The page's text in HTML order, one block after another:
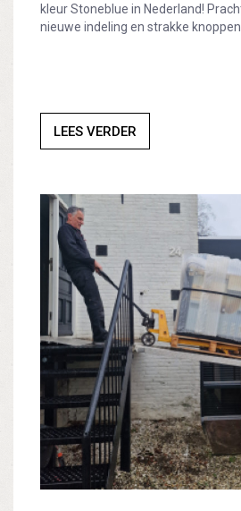
kleur Stoneblue in Nederland!
nieuwe indeling en strakke knoppen.
LEES VERDER